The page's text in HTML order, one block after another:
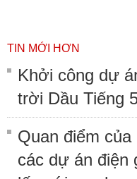
TIN MỚI HƠN
Khởi công dự
trời Dầu Tiếng
Quan điểm
các dự án điện